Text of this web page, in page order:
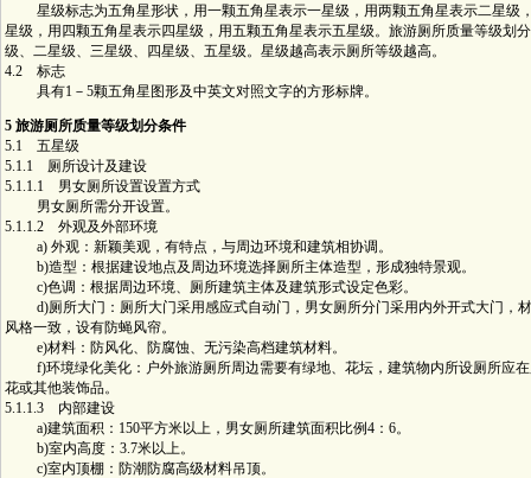
星级标志为五角星形状，用一颗五角星表示一星级，用两颗五角星表示二星级
星级，用四颗五角星表示四星级，用五颗五角星表示五星级。旅游厕所质量等级划
级、二星级、三星级、四星级、五星级。星级越高表示厕所等级越高。
4.2 标志
具有1－5颗五角星图形及中英文对照文字的方形标牌。
5 旅游厕所质量等级划分条件
5.1 五星级
5.1.1 厕所设计及建设
5.1.1.1 男女厕所设置设置方式
男女厕所需分开设置。
5.1.1.2 外观及外部环境
a) 外观：新颖美观，有特点，与周边环境和建筑相协调。
b)造型：根据建设地点及周边环境选择厕所主体造型，形成独特景观。
c)色调：根据周边环境、厕所建筑主体及建筑形式设定色彩。
d)厕所大门：厕所大门采用感应式自动门，男女厕所分门采用内外开式大门，
风格一致，设有防蝇风帘。
e)材料：防风化、防腐蚀、无污染高档建筑材料。
f)环境绿化美化：户外旅游厕所周边需要有绿地、花坛，建筑物内所设厕所应在
花或其他装饰品。
5.1.1.3 内部建设
a)建筑面积：150平方米以上，男女厕所建筑面积比例4：6。
b)室内高度：3.7米以上。
c)室内顶棚：防潮防腐高级材料吊顶。